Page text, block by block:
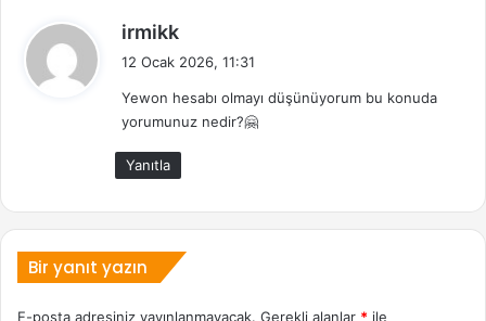
irmikk
i
k
i
:
12 Ocak 2026, 11:31
Yewon hesabı olmayı düşünüyorum bu konuda
yorumunuz nedir?🤗
Yanıtla
Bir yanıt yazın
E-posta adresiniz yayınlanmayacak. Gerekli alanlar * ile